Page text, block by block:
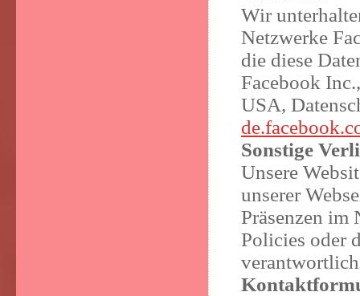
Wir
Netzwerke
die diese
Facebook
USA,
Sonstige
Unsere
unserer
Präsenzen im
Policies oder